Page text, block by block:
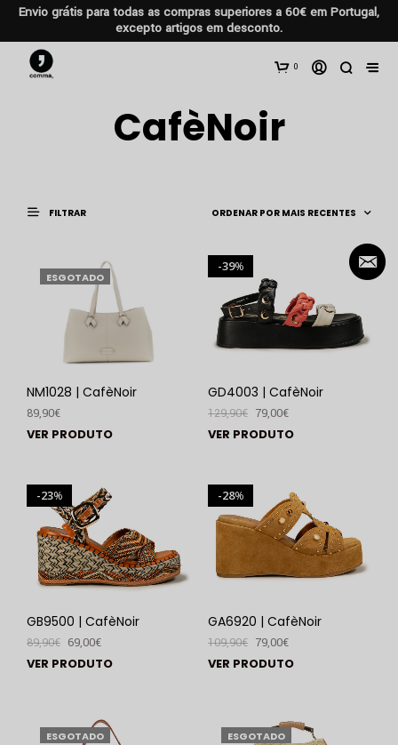
Envio grátis para todas as compras superiores a 60€ em Portugal,
excepto artigos em desconto.
0
CafèNoir
FILTRAR
ESGOTADO
NM1028 | CafèNoir
89,90€
VER PRODUTO
%
39
GD4003 | CafèNoir
129,90€ 79,00€
VER PRODUTO
%
23
GB9500 | CafèNoir
89,90€ 69,00€
VER PRODUTO
%
28
GA6920 | CafèNoir
109,90€ 79,00€
VER PRODUTO
ESGOTADO ESGOTADO